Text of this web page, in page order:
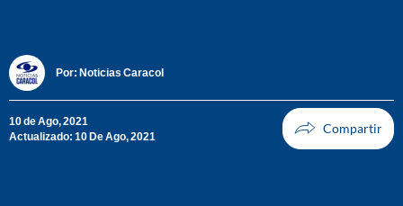
Por: Noticias Caracol
10 de Ago, 2021
Actualizado: 10 De Ago, 2021